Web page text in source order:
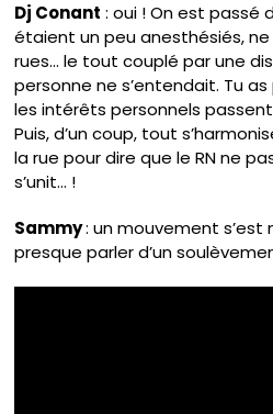
Dj Conant : oui ! On est passé
étaient un peu anesthésiés,
rues… le tout couplé par une
personne ne s’entendait. Tu
les intérêts personnels
Puis, d’un coup, tout
la rue pour dire que le RN ne
s’unit… !
Sammy: un mouvement s’est
presque parler d’un